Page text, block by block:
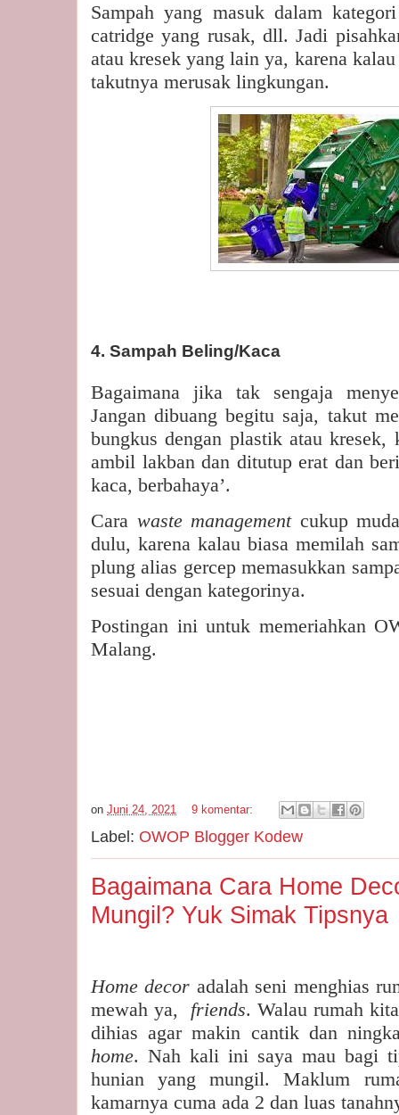
Sampah yang masuk dalam
catridge yang rusak, dll. Jadi
atau kresek yang lain ya, karena
takutnya merusak lingkungan.
4. Sampah Beling/Kaca
Bagaimana jika tak sengaja
Jangan dibuang begitu saja, takut
bungkus dengan plastik atau
ambil lakban dan ditutup erat dan
kaca, berbahaya’.
Cara waste management cukup
dulu, karena kalau biasa memilah
plung alias gercep memasukkan
sesuai dengan kategorinya.
Postingan ini untuk memeriahkan
Malang.
on Juni 24, 2021 9 komentar:
Label: OWOP Blogger Kodew
Bagaimana Cara Home
Mungil? Yuk Simak Tipsnya
Home decor adalah seni menghias
mewah ya,
friends. Walau rumah
dihias agar makin cantik dan
home. Nah kali ini saya mau bagi
hunian yang mungil. Maklum
kamarnya cuma ada 2 dan luas